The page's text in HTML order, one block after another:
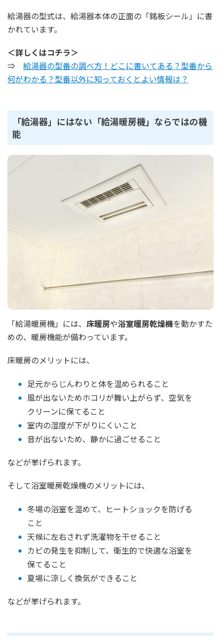
給湯器の型式は、給湯器本体の正面の「銘板シール」に書
かれています。
＜詳しくはコチラ＞
⇒ 給湯器の型番の調べ方！どこに書いてある？型番から
何がわかる？型番以外に知っておくとよい情報は？
「給湯器」にはない「給湯暖房機」ならではの機
能
「給湯暖房機」には、 床暖房や浴室暖房乾燥機を動かすた
めの、暖房機能が備わっています。
床暖房のメリットには、
足元からじんわりと体を温められること
風が出ないためホコリが舞い上がらず、空気を
クリーンに保てること
室内の湿度が下がりにくいこと
音が出ないため、静かに過ごせること
などが挙げられます。
そして浴室暖房乾燥機のメリットには、
冬場の浴室を温めて、ヒートショックを防げる
こと
天候に左右されず洗濯物を干せること
カビの発生を抑制して、衛生的で快適な浴室を
保てること
夏場に涼しく換気ができること
などが挙げられます。